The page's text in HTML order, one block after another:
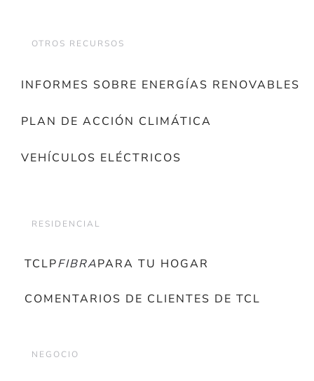
OTROS RECURSOS
INFORMES SOBRE ENERGÍAS RENOVABLES
PLAN DE ACCIÓN CLIMÁTICA
VEHÍCULOS ELÉCTRICOS
RESIDENCIAL
TCLPFIBRAPARA TU HOGAR
COMENTARIOS DE CLIENTES DE TCL
NEGOCIO